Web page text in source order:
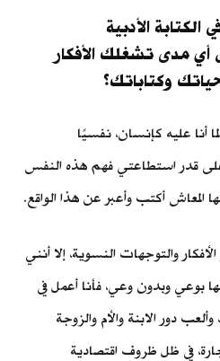
الأدبية
أي مدى تشغلك الأفكار
وكتاباتك؟
أنا عليه كإنسان، نفسيًا
وعلى قدر استطاعتي فهم هذه النفس
المعاش أكتب وأعبر عن هذا الواقع.
والتوجهات النسوية، إلا أنني
بوعي وبدون وعي، فأنا أعمل في
دور الابنة والأم والزوجة
في ظل ظروف اقتصادية